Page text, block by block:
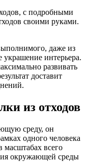
с подробными
своими руками.
даже из
интерьера.
развивать
доставит
из отходов
среду, он
одного человека
масштабах всего
окружающей среды